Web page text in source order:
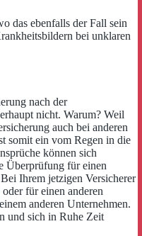
das ebenfalls der Fall sein
bei unklaren
nach der
nicht. Warum? Weil
auch bei anderen
somit ein vom Regen in die
können sich
Überprüfung für einen
Ihrem jetzigen Versicherer
oder für einen anderen
anderen Unternehmen.
und sich in Ruhe Zeit